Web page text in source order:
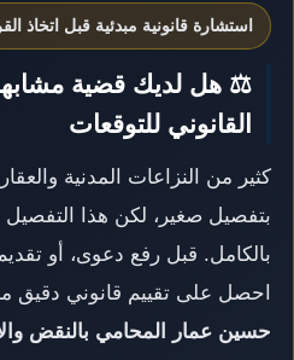
استشارة قانونية مبدئية قبل اتخاذ
⚖️ هل لديك قضية
القانوني للتوقعات
كثير من النزاعات المدنية
بتفصيل صغير، لكن هذا
بالكامل. قبل رفع دعوى، أو
احصل على تقييم قانوني دقيق
حسين عمار المحامي بالنقض